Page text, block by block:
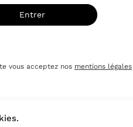
vers une vie sans
à la nicotine. Ne
ne fumez pas.
Entrer
vous acceptez nos mentions légales